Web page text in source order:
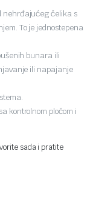
nehrđajućeg čelika s
To je jednostepena
bunara ili
ili napajanje
kontrolnom pločom i
sada i pratite